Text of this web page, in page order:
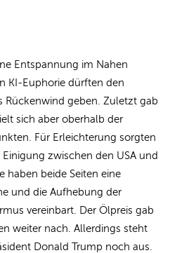
Entspannung im Nahen
KI-Euphorie dürften den
Rückenwind geben. Zuletzt gab
sich aber oberhalb der
Für Erleichterung sorgten
zwischen den USA und
haben beide Seiten eine
und die Aufhebung der
vereinbart. Der Ölpreis gab
weiter nach. Allerdings steht
Donald Trump noch aus.